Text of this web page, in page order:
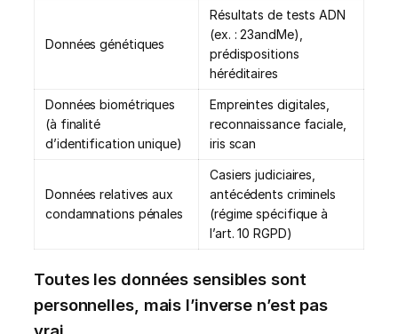
Données génétiques
Résultats de tests ADN
(ex. : 23andMe),
prédispositions
héréditaires
Données biométriques
(à finalité
d’identification unique)
Empreintes digitales,
reconnaissance faciale,
iris scan
Données relatives aux
condamnations pénales
Casiers judiciaires,
antécédents criminels
(régime spécifique à
l’art. 10 RGPD)
Toutes les données sensibles sont
personnelles, mais l’inverse n’est pas
vrai.